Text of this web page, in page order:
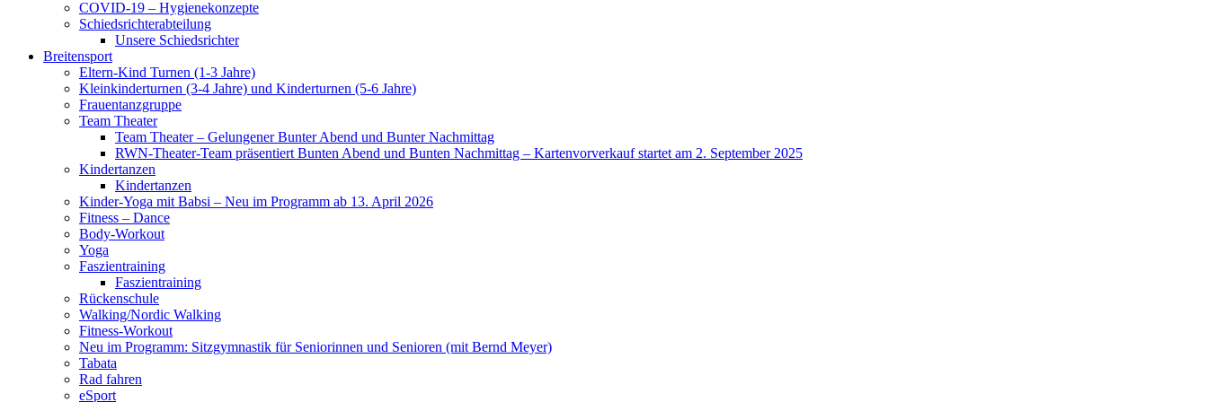
COVID-19 – Hygienekonzepte
Schiedsrichterabteilung
Unsere Schiedsrichter
Breitensport
Eltern-Kind Turnen (1-3 Jahre)
Kleinkinderturnen (3-4 Jahre) und Kinderturnen (5-6 Jahre)
Frauentanzgruppe
Team Theater
Team Theater – Gelungener Bunter Abend und Bunter Nachmittag
RWN-Theater-Team präsentiert Bunten Abend und Bunten Nachmittag – Kartenvorverkauf startet am 2. September 2025
Kindertanzen
Kindertanzen
Kinder-Yoga mit Babsi – Neu im Programm ab 13. April 2026
Fitness – Dance
Body-Workout
Yoga
Faszientraining
Faszientraining
Rückenschule
Walking/Nordic Walking
Fitness-Workout
Neu im Programm: Sitzgymnastik für Seniorinnen und Senioren (mit Bernd Meyer)
Tabata
Rad fahren
eSport